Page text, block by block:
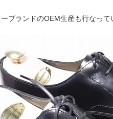
ブランドのOEM生産も行なって